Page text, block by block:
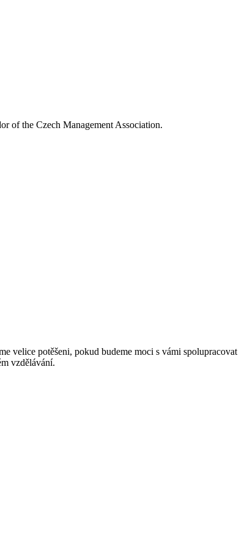
of the Czech Management Association.
velice potěšeni, pokud budeme moci s vámi spolupracovat
vzdělávání.